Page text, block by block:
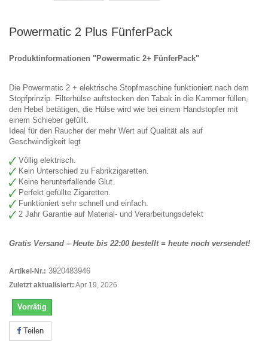
Powermatic 2 Plus FünferPack
Produktinformationen "Powermatic 2+ FünferPack"
Die Powermatic 2 + elektrische Stopfmaschine funktioniert nach dem
Stopfprinzip. Filterhülse auftstecken den Tabak in die Kammer füllen,
den Hebel betätigen, die Hülse wird wie bei einem Handstopfer mit
einem Schieber gefüllt.
Ideal für den Raucher der mehr Wert auf Qualität als auf
Geschwindigkeit legt
Völlig elektrisch.
Kein Unterschied zu Fabrikzigaretten.
Keine herunterfallende Glut.
Perfekt gefüllte Zigaretten.
Funktioniert sehr schnell und einfach.
2 Jahr Garantie auf Material- und Verarbeitungsdefekt
Gratis Versand – Heute bis 22:00 bestellt = heute noch versendet!
Artikel-Nr.: 3920483946
Zuletzt aktualisiert: Apr 19, 2026
Vorrätig
Teilen